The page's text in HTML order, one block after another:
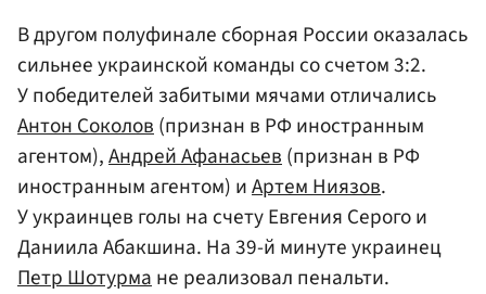
В другом полуфинале сборная России оказалась
сильнее украинской команды со счетом 3:2.
У победителей забитыми мячами отличались
Антон Соколов (признан в РФ иностранным
агентом),Андрей Афанасьев (признан в РФ
иностранным агентом) иАртем Ниязов.
У украинцев голы на счету Евгения Серого и
Даниила Абакшина. На 39-й минуте украинец
Петр Шотурма не реализовал пенальти.